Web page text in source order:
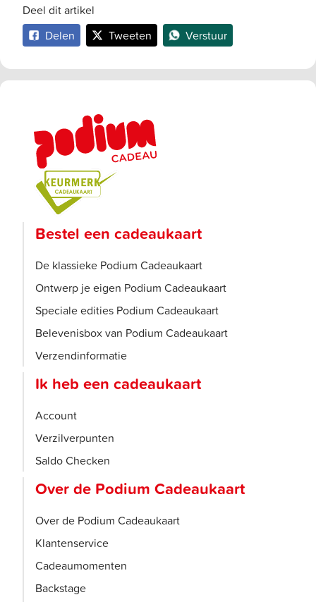
Deel dit artikel
Delen
Tweeten Verstuur
Bestel een cadeaukaart
De klassieke Podium Cadeaukaart
Ontwerp je eigen Podium Cadeaukaart
Speciale edities Podium Cadeaukaart
Belevenisbox van Podium Cadeaukaart
Verzendinformatie
Ik heb een cadeaukaart
Account
Verzilverpunten
Saldo Checken
Over de Podium Cadeaukaart
Over de Podium Cadeaukaart
Klantenservice
Cadeaumomenten
Backstage